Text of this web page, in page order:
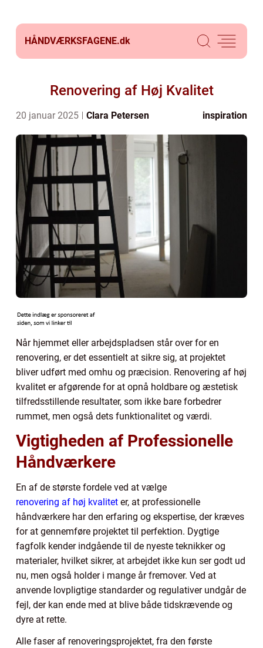
HÅNDVÆRKSFAGENE.dk
Renovering af Høj Kvalitet
20 januar 2025 Clara Petersen inspiration
Når hjemmet eller arbejdspladsen står over for en
renovering, er det essentielt at sikre sig, at projektet
bliver udført med omhu og præcision. Renovering af høj
kvalitet er afgørende for at opnå holdbare og æstetisk
tilfredsstillende resultater, som ikke bare forbedrer
rummet, men også dets funktionalitet og værdi.
Vigtigheden af Professionelle
Håndværkere
En af de største fordele ved at vælge
renovering af høj kvalitet er, at professionelle
håndværkere har den erfaring og ekspertise, der kræves
for at gennemføre projektet til perfektion. Dygtige
fagfolk kender indgående til de nyeste teknikker og
materialer, hvilket sikrer, at arbejdet ikke kun ser godt ud
nu, men også holder i mange år fremover. Ved at
anvende lovpligtige standarder og regulativer undgår de
fejl, der kan ende med at blive både tidskrævende og
dyre at rette.
Alle faser af renoveringsprojektet, fra den første